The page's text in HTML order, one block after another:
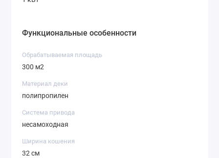
Функциональные особенности
Обрабатываемая площадь
300 м2
Материал деки
полипропилен
Система привода
несамоходная
Ширина кошения
32 см